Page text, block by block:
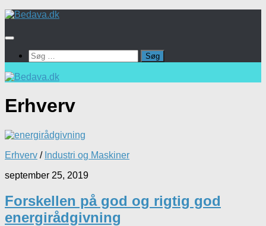
Skip
content
Søg
efter:
Erhverv
Erhverv / Industri og Maskiner
september 25, 2019
Forskellen på god og rigtig god
energirådgivning